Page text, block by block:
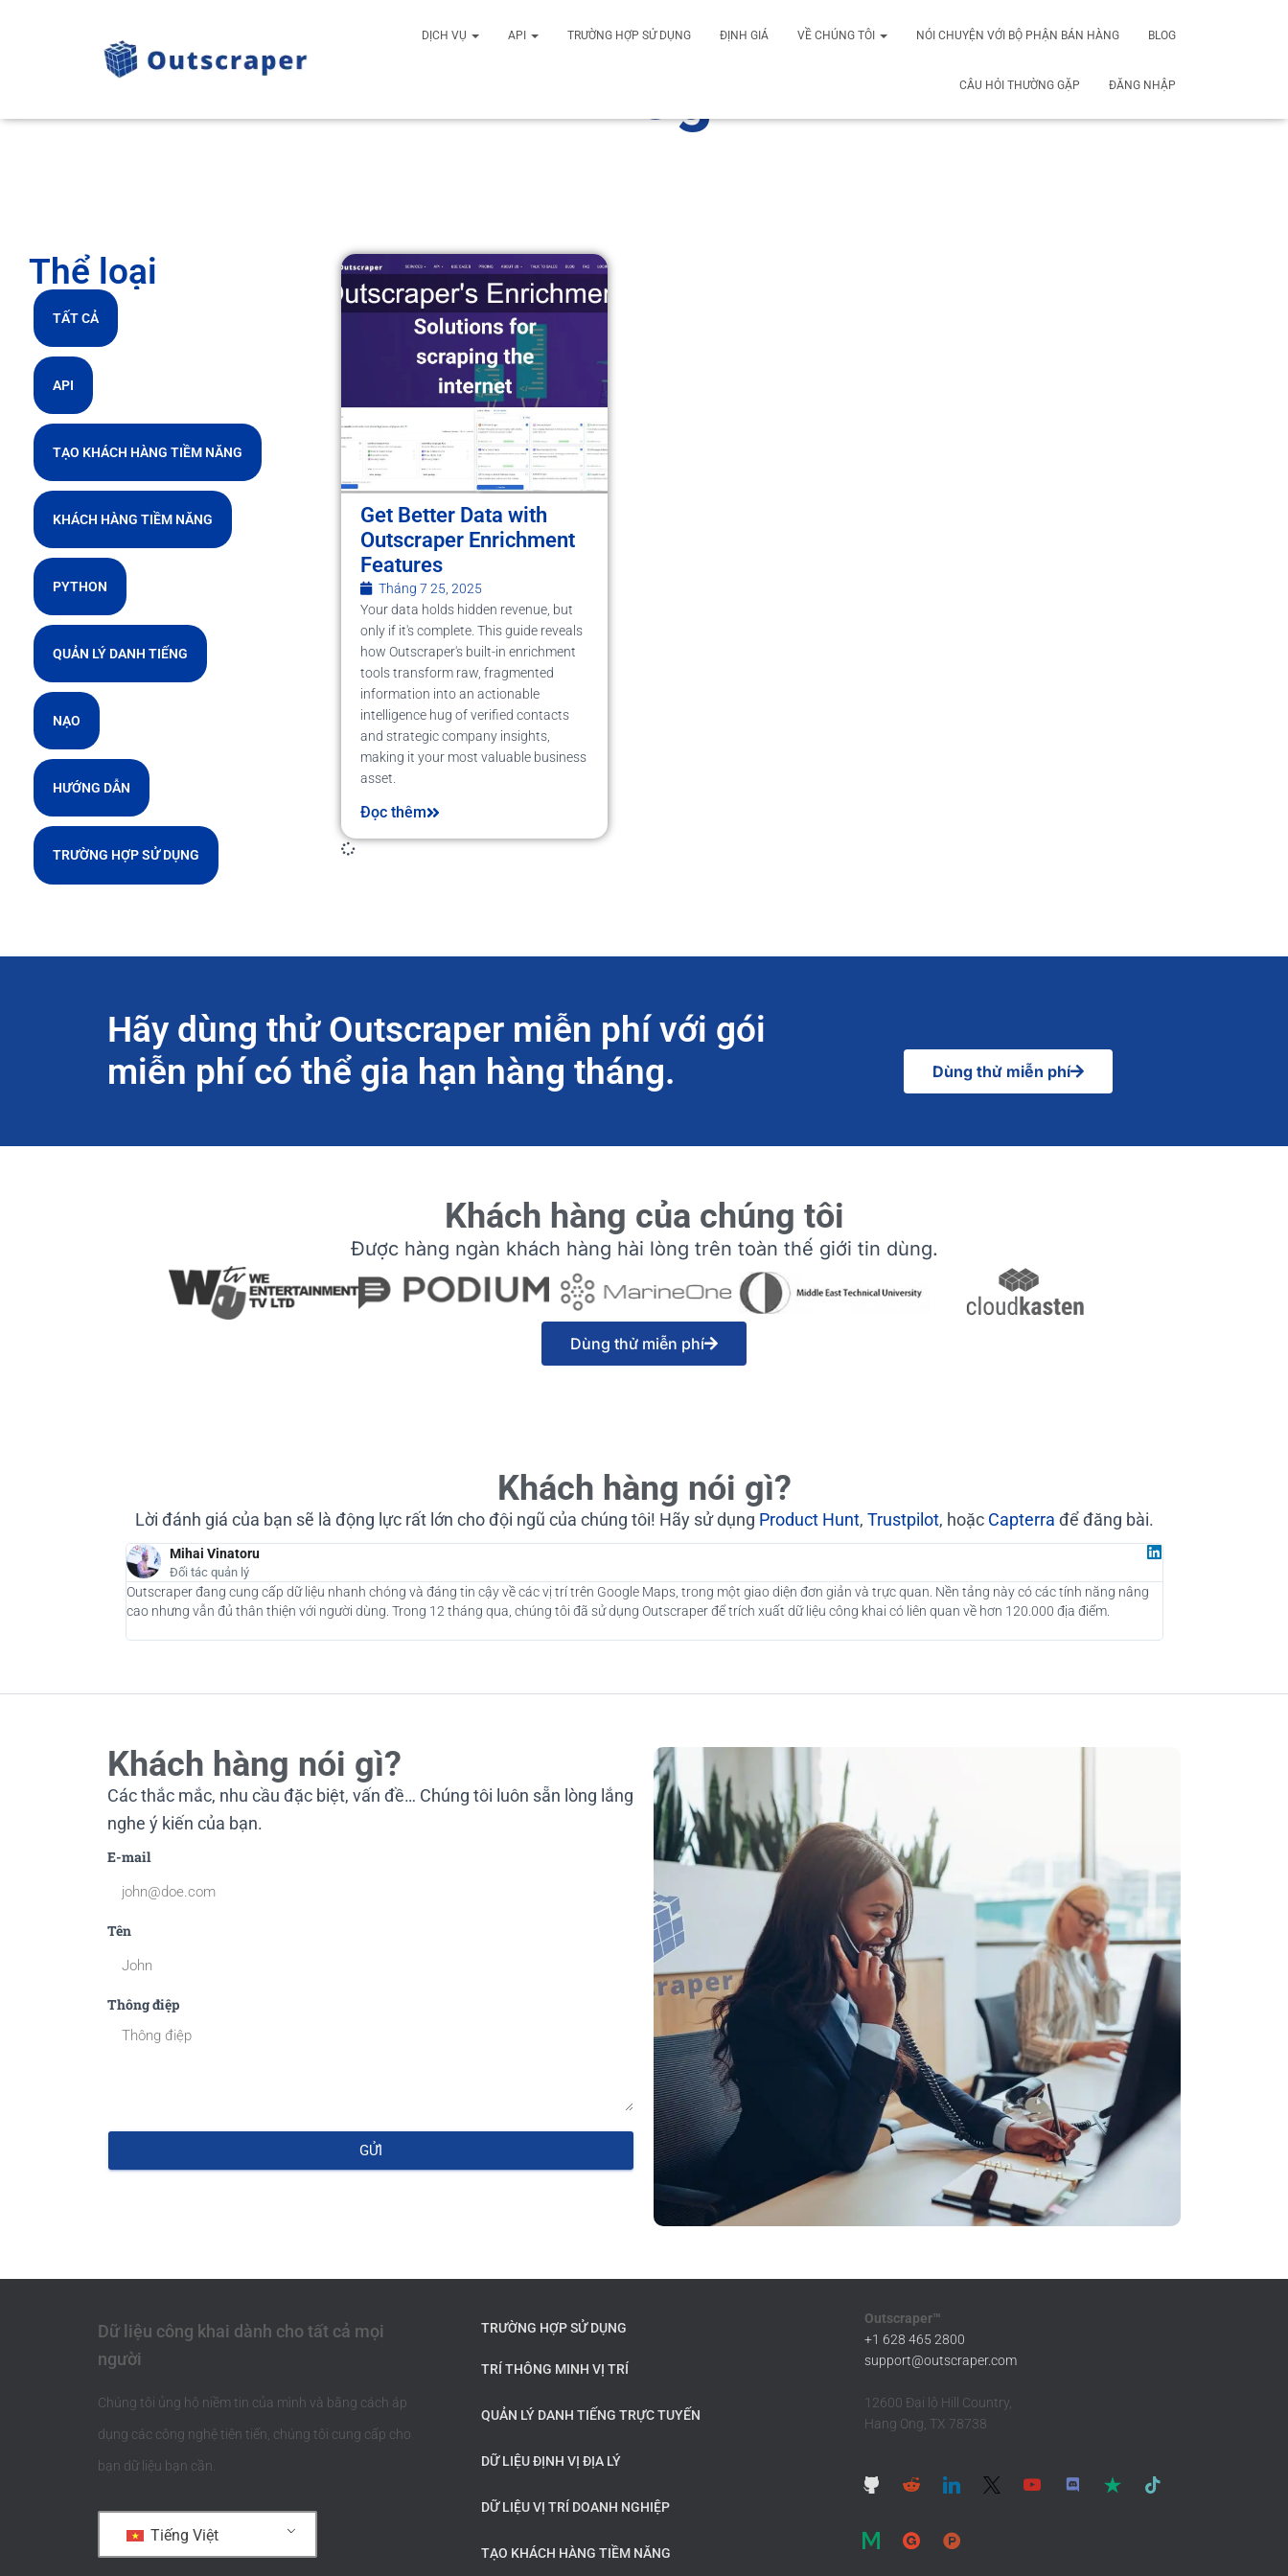
DỊCH VỤ API TRƯỜNG HỢP SỬ DỤNG ĐỊNH GIÁ VỀ CHÚNG TÔI NÓI CHUYỆN VỚI BỘ PHẬN BÁN HÀNG BLOG
CÂU HỎI THƯỜNG GẶP ĐĂNG NHẬP
Thể loại
TẤT CẢ
API
TẠO KHÁCH HÀNG TIỀM NĂNG
KHÁCH HÀNG TIỀM NĂNG
PYTHON
QUẢN LÝ DANH TIẾNG
NẠO
HƯỚNG DẪN
TRƯỜNG HỢP SỬ DỤNG
Get Better Data with
Outscraper Enrichment
Features
Tháng 7 25, 2025
Your data holds hidden revenue, but
only if it's complete. This guide reveals
how Outscraper's built-in enrichment
tools transform raw, fragmented
information into an actionable
intelligence hug of verified contacts
and strategic company insights,
making it your most valuable business
asset.
Đọc thêm
Hãy dùng thử Outscraper miễn phí với gói
miễn phí có thể gia hạn hàng tháng.
Dùng thử miễn phí
Khách hàng của chúng tôi
Được hàng ngàn khách hàng hài lòng trên toàn thế giới tin dùng.
Dùng thử miễn phí
Khách hàng nói gì?
Lời đánh giá của bạn sẽ là động lực rất lớn cho đội ngũ của chúng tôi! Hãy sử dụng Product Hunt, Trustpilot, hoặc Capterra để đăng bài.
Mihai Vinatoru
Đối tác quản lý
Outscraper đang cung cấp dữ liệu nhanh chóng và đáng tin cậy về các vị trí trên Google Maps, trong một giao diện đơn giản và trực quan. Nền tảng này có các tính năng nâng
cao nhưng vẫn đủ thân thiện với người dùng. Trong 12 tháng qua, chúng tôi đã sử dụng Outscraper để trích xuất dữ liệu công khai có liên quan về hơn 120.000 địa điểm.
Khách hàng nói gì?
Các thắc mắc, nhu cầu đặc biệt, vấn đề… Chúng tôi luôn sẵn lòng lắng
nghe ý kiến của bạn.
E-mail
Tên
Thông điệp
GỬI
Dữ liệu công khai dành cho tất cả mọi
người
Chúng tôi ủng hộ niềm tin của mình và bằng cách áp
dụng các công nghệ tiên tiến, chúng tôi cung cấp cho
bạn dữ liệu bạn cần.
Tiếng Việt
TRƯỜNG HỢP SỬ DỤNG
TRÍ THÔNG MINH VỊ TRÍ
QUẢN LÝ DANH TIẾNG TRỰC TUYẾN
DỮ LIỆU ĐỊNH VỊ ĐỊA LÝ
DỮ LIỆU VỊ TRÍ DOANH NGHIỆP
TẠO KHÁCH HÀNG TIỀM NĂNG
Outscraper™
+1 628 465 2800
support@outscraper.com
12600 Đại lộ Hill Country,
Hang Ong, TX 78738